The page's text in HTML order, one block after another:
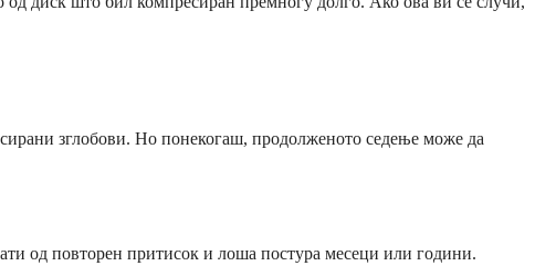
зглобови. Но понекогаш, продолженото седење може да
од повторен притисок и лоша постура месеци или години.